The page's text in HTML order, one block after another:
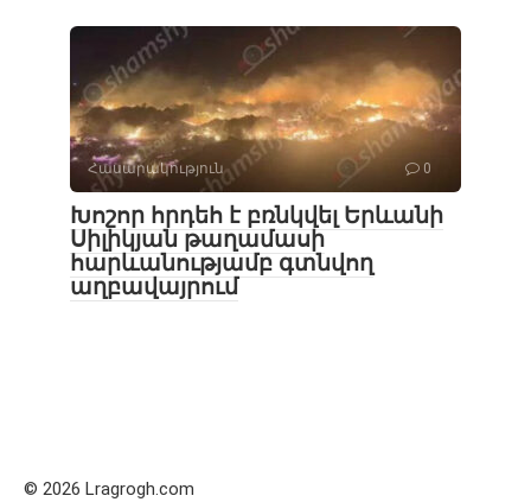
Հասարակություն 0
Խոշոր հրդեհ է բռնկվել Երևանի
Սիլիկյան թաղամասի
հարևանությամբ գտնվող
աղբավայրում
© 2026 Lragrogh.com